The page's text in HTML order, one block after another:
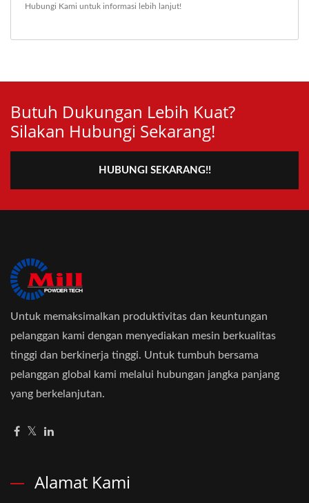
Hubungi Kami untuk informasi lebih lanjut!
Butuh Dukungan Lebih Kuat?
Silakan Hubungi Sekarang!
HUBUNGI SEKARANG!!
Untuk memaksimalkan produktivitas dan keuntungan
pelanggan kami dengan menyediakan mesin berkualitas
tinggi dan berkinerja tinggi. Untuk tumbuh bersama
pelanggan global kami melalui hubungan jangka panjang
yang berkelanjutan.
Alamat Kami